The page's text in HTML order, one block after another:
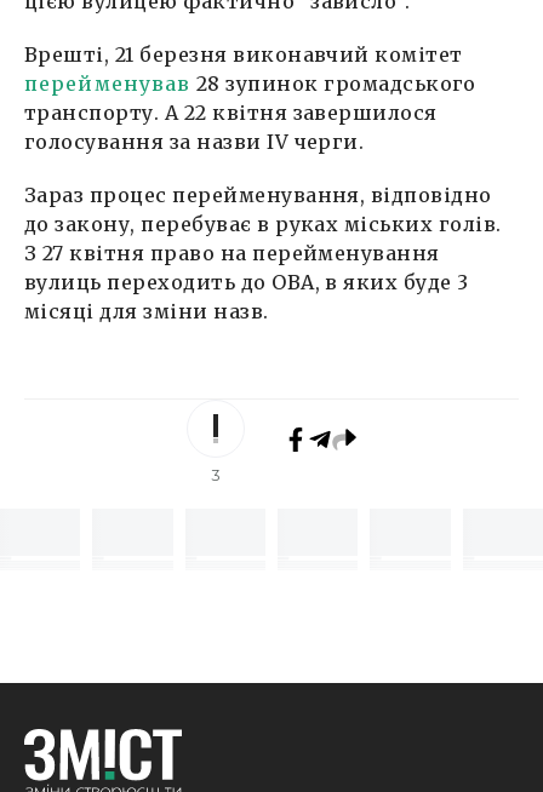
Врешті, 21 березня виконавчий комітет
перейменував 28 зупинок громадського
транспорту. А 22 квітня завершилося
голосування за назви IV черги.
Зараз процес перейменування, відповідно
до закону, перебуває в руках міських голів.
З 27 квітня право на перейменування
вулиць переходить до ОВА, в яких буде 3
місяці для зміни назв.
3